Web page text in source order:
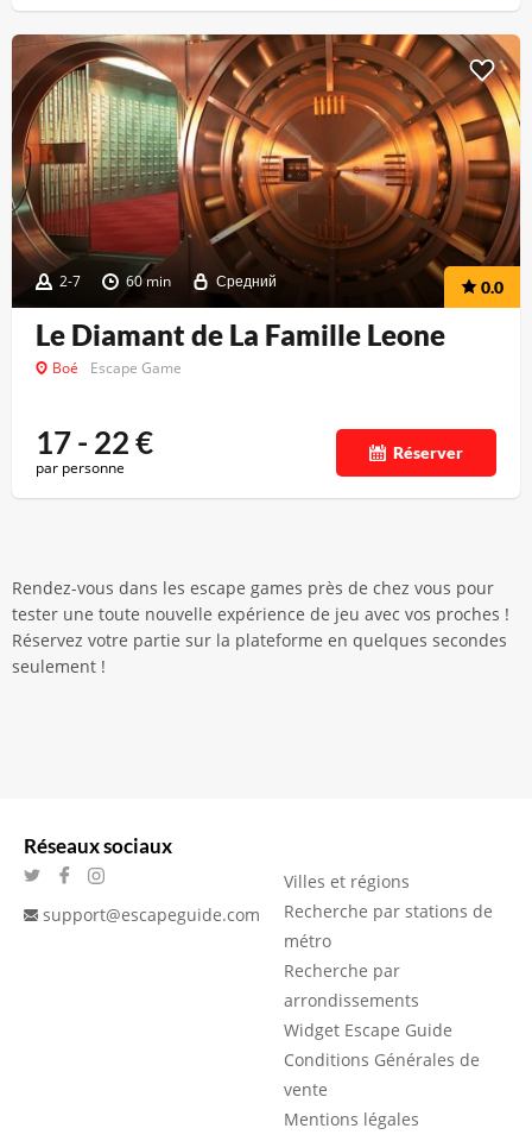
2-7 60 min Средний 0.0
Le Diamant de La Famille Leone
Boé Escape Game
17 - 22€
par personne
Réserver
Rendez-vous dans les escape games près de chez vous pour
tester une toute nouvelle expérience de jeu avec vos proches !
Réservez votre partie sur la plateforme en quelques secondes
seulement !
Réseaux sociaux
support@escapeguide.com
Villes et régions
Recherche par stations de
métro
Recherche par
arrondissements
Widget Escape Guide
Conditions Générales de
vente
Mentions légales